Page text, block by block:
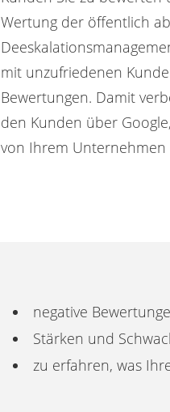
Wertung der öffentlich
mit unzufriedenen
Bewertungen. Damit
den Kunden über
von Ihrem Unternehmen
negative
Stärken und
zu erfahren, was